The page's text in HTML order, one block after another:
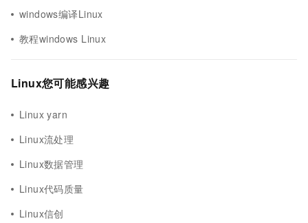
windows编译Linux
教程windows Linux
Linux您可能感兴趣
Linux yarn
Linux流处理
Linux数据管理
Linux代码质量
Linux信创